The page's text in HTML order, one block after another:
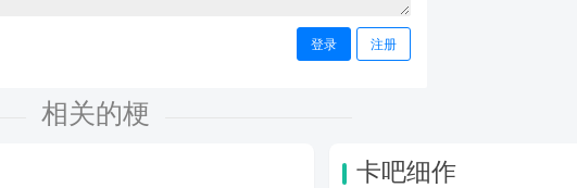
登录 注册
相关的梗
卡吧细作